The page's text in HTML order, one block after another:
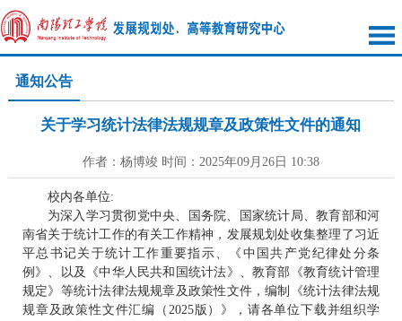
通知公告
关于学习统计法律法规规章及政策性文件的通知
作者：杨博竣 时间：2025年09月26日 10:38
校内各单位:
为深入学习贯彻党中央、国务院、国家统计局、教育部和河
南省关于统计工作的有关工作精神，发展规划处收集整理了习近
平总书记关于统计工作重要指示、《中国共产党纪律处分条
例》、以及《中华人民共和国统计法》、教育部《教育统计管理
规定》等统计法律法规规章及政策性文件，编制《统计法律法规
规章及政策性文件汇编（2025版）》，请各单位下载并组织学